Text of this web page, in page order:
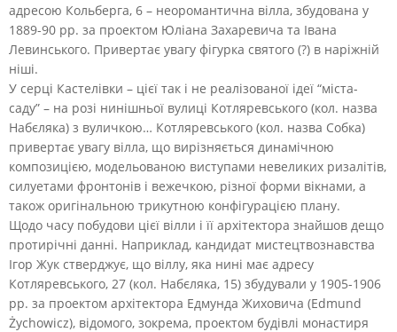
адресою Кольберга, 6 – неоромантична вілла, збудована у
1889-90 рр. за проектом Юліана Захаревича та Івана
Левинського. Привертає увагу фігурка святого (?) в наріжній
ніші.
У серці Кастелівки – цієї так і не реалізованої ідеї “міста-
саду” – на розі нинішньої вулиці Котляревського (кол. назва
Набєляка) з вуличкою… Котляревського (кол. назва Собка)
привертає увагу вілла, що вирізняється динамічною
композицією, модельованою виступами невеликих ризалітів,
силуетами фронтонів і вежечкою, різної форми вікнами, а
також оригінальною трикутною конфігурацією плану.
Щодо часу побудови цієї вілли і її архітектора знайшов дещо
протирічні данні. Наприклад, кандидат мистецтвознавства
Ігор Жук стверджує, що віллу, яка нині має адресу
Котляревського, 27 (кол. Набєляка, 15) збудували у 1905-1906
рр. за проектом архітектора Едмунда Жиховича (Edmund
Żychowicz), відомого, зокрема, проектом будівлі монастиря